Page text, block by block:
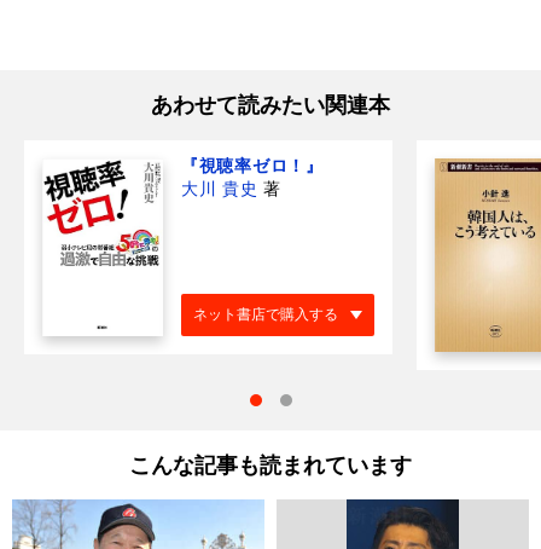
あわせて読みたい関連本
『視聴率ゼロ！』
大川 貴史 著
ネット書店で購入する
こんな記事も読まれています